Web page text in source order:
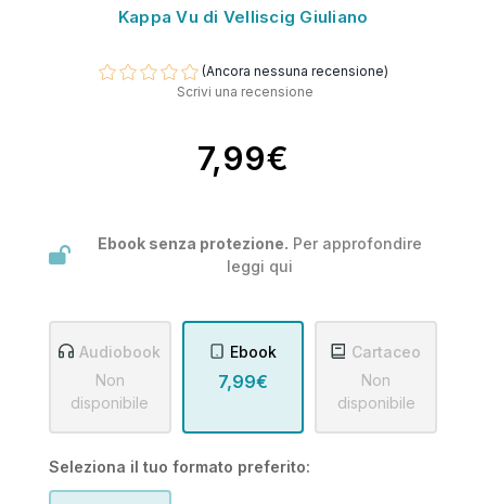
Kappa Vu di Velliscig Giuliano
(Ancora nessuna recensione)
Scrivi una recensione
7,99€
Ebook senza protezione. Per approfondire
leggi qui
Audiobook
Non
disponibile
Ebook
7,99€
Cartaceo
Non
disponibile
Seleziona il tuo formato preferito: